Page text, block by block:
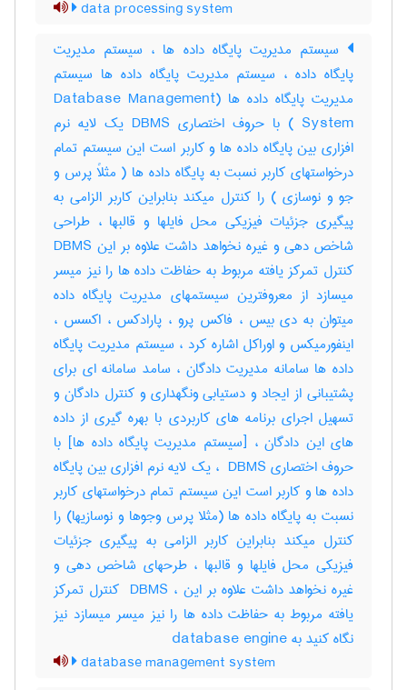
data processing system
سیستم مدیریت پایگاه داده ها ، سیستم مدیریت
پایگاه داده ، سیستم مدیریت پایگاه داده ها سیستم
مدیریت پایگاه داده ها (Database Management
System ) با حروف اختصاری DBMS یک لایه نرم
افزاری بین پایگاه داده ها و کاربر است این سیستم تمام
درخواستهای کاربر نسبت به پایگاه داده ها ( مثلاً پرس و
جو و نوسازی ) را کنترل میکند بنابراین کاربر الزامی به
پیگیری جزئیات فیزیکی محل فایلها و قالبها ، طراحی
شاخص دهی و غیره نخواهد داشت علاوه بر این DBMS
کنترل تمرکز یافته مربوط به حفاظت داده ها را نیز میسر
میسازد از معروفترین سیستمهای مدیریت پایگاه داده
میتوان به دی بیس ، فاکس پرو ، پارادکس ، اکسس ،
اینفورمیکس و اوراکل اشاره کرد ، سیستم مدیریت پایگاه
داده ها سامانه مدیریت دادگان ، سامد سامانه ای برای
پشتیبانی از ایجاد و دستیابی ونگهداری و کنترل دادگان و
تسهیل اجرای برنامه های کاربردی با بهره گیری از داده
های این دادگان ، [سیستم مدیریت پایگاه داده ها] با
حروف اختصاری ‎ DBMS ، یک لایه نرم افزاری بین پایگاه
داده ها و کاربر است این سیستم تمام درخواستهای کاربر
نسبت به پایگاه داده ها (مثلا پرس وجوها و نوسازیها) را
کنترل میکند بنابراین کاربر الزامی به پیگیری جزئیات
فیزیکی محل فایلها و قالبها ، طرحهای شاخص دهی و
غیره نخواهد داشت علاوه بر این ، ‎ DBMS کنترل تمرکز
یافته مربوط به حفاظت داده ها را نیز میسر میسازد نیز
نگاه کنید به ‎ database engine
database management system